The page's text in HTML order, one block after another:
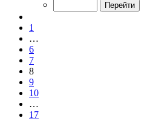
17
1
…
6
7
8
9
10
…
17